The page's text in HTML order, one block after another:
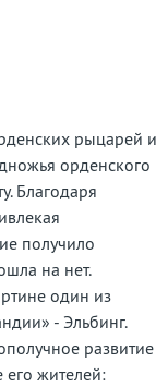
рыцарей и
орденского
Благодаря
получило
на нет.
один из
- Эльбинг.
развитие
жителей: